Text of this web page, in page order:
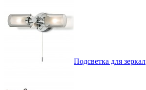
Подсветка для зеркал